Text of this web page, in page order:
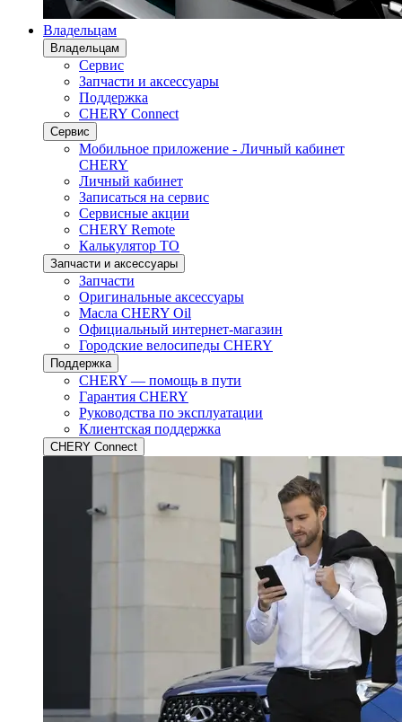
Владельцам
Владельцам
Сервис
Запчасти и аксессуары
Поддержка
CHERY Connect
Сервис
Мобильное приложение - Личный кабинет
CHERY
Личный кабинет
Записаться на сервис
Сервисные акции
CHERY Remote
Калькулятор ТО
Запчасти и аксессуары
Запчасти
Оригинальные аксессуары
Масла CHERY Oil
Официальный интернет-магазин
Городские велосипеды CHERY
Поддержка
CHERY — помощь в пути
Гарантия CHERY
Руководства по эксплуатации
Клиентская поддержка
CHERY Connect